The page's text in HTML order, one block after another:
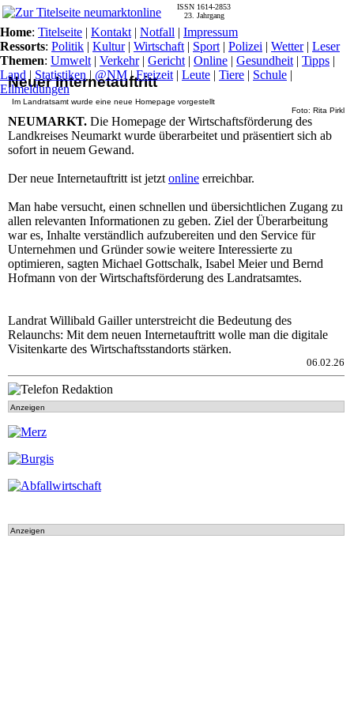
Neuer Internetauftritt
Im Landratsamt wurde eine neue Homepage vorgestellt
Foto: Rita Pirkl
NEUMARKT. Die Homepage der Wirtschaftsförderung des
Landkreises Neumarkt wurde überarbeitet und präsentiert sich ab
sofort in neuem Gewand.
Der neue Internetauftritt ist jetzt online erreichbar.
Man habe versucht, einen schnellen und übersichtlichen Zugang zu
allen relevanten Informationen zu geben. Ziel der Überarbeitung
war es, Inhalte verständlich aufzubereiten und den Service für
Unternehmen und Gründer sowie weitere Interessierte zu
optimieren, sagten Michael Gottschalk, Isabel Meier und Bernd
Hofmann von der Wirtschaftsförderung des Landratsamtes.
Landrat Willibald Gailler unterstreicht die Bedeutung des
Relaunchs: Mit dem neuen Internetauftritt wolle man die digitale
Visitenkarte des Wirtschaftsstandorts stärken.
06.02.26
Anzeigen
Anzeigen
ISSN 1614-2853
23. Jahrgang
Home: Titelseite | Kontakt | Notfall | Impressum
Ressorts: Politik | Kultur| Wirtschaft | Sport | Polizei | Wetter| Leser
Themen: Umwelt | Verkehr| Gericht | Online | Gesundheit | Tipps |
Land | Statistiken | @NM|Freizeit | Leute | Tiere | Schule |
Eilmeldungen